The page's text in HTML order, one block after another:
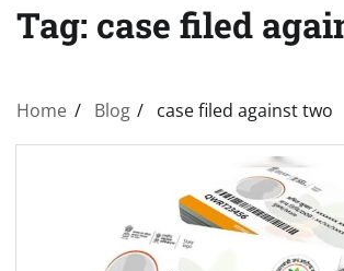
Tag: case filed
Home Blog case filed against two